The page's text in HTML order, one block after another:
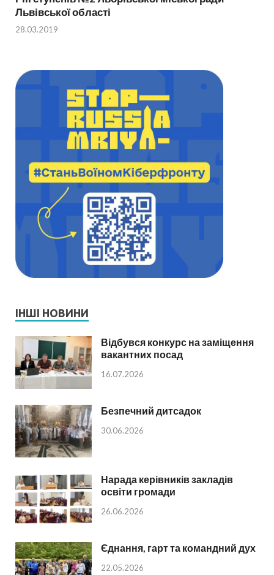
Львівської області
28.03.2019
ІНШІ НОВИНИ
Відбувся конкурс на заміщення
вакантних посад
16.07.2026
Безпечний дитсадок
30.06.2026
Нарада керівників закладів
освіти громади
26.06.2026
Єднання, гарт та командний дух
22.05.2026